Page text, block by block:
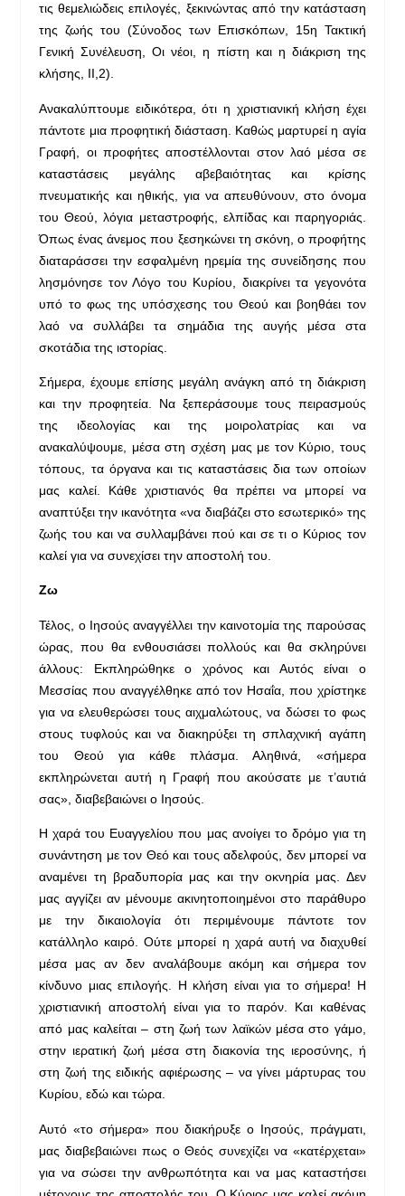
τις θεμελιώδεις επιλογές, ξεκινώντας από την κατάσταση
της ζωής του (Σύνοδος των Επισκόπων, 15η Τακτική
Γενική Συνέλευση, Οι νέοι, η πίστη και η διάκριση της
κλήσης, ΙΙ,2).
Ανακαλύπτουμε ειδικότερα, ότι η χριστιανική κλήση έχει
πάντοτε μια προφητική διάσταση. Καθώς μαρτυρεί η αγία
Γραφή, οι προφήτες αποστέλλονται στον λαό μέσα σε
καταστάσεις μεγάλης αβεβαιότητας και κρίσης
πνευματικής και ηθικής, για να απευθύνουν, στο όνομα
του Θεού, λόγια μεταστροφής, ελπίδας και παρηγοριάς.
Όπως ένας άνεμος που ξεσηκώνει τη σκόνη, ο προφήτης
διαταράσσει την εσφαλμένη ηρεμία της συνείδησης που
λησμόνησε τον Λόγο του Κυρίου, διακρίνει τα γεγονότα
υπό το φως της υπόσχεσης του Θεού και βοηθάει τον
λαό να συλλάβει τα σημάδια της αυγής μέσα στα
σκοτάδια της ιστορίας.
Σήμερα, έχουμε επίσης μεγάλη ανάγκη από τη διάκριση
και την προφητεία. Να ξεπεράσουμε τους πειρασμούς
της ιδεολογίας και της μοιρολατρίας και να
ανακαλύψουμε, μέσα στη σχέση μας με τον Κύριο, τους
τόπους, τα όργανα και τις καταστάσεις δια των οποίων
μας καλεί. Κάθε χριστιανός θα πρέπει να μπορεί να
αναπτύξει την ικανότητα «να διαβάζει στο εσωτερικό» της
ζωής του και να συλλαμβάνει πού και σε τι ο Κύριος τον
καλεί για να συνεχίσει την αποστολή του.
Ζω
Τέλος, ο Ιησούς αναγγέλλει την καινοτομία της παρούσας
ώρας, που θα ενθουσιάσει πολλούς και θα σκληρύνει
άλλους: Εκπληρώθηκε ο χρόνος και Αυτός είναι ο
Μεσσίας που αναγγέλθηκε από τον Ησαΐα, που χρίστηκε
για να ελευθερώσει τους αιχμαλώτους, να δώσει το φως
στους τυφλούς και να διακηρύξει τη σπλαχνική αγάπη
του Θεού για κάθε πλάσμα. Αληθινά, «σήμερα
εκπληρώνεται αυτή η Γραφή που ακούσατε με τ’αυτιά
σας», διαβεβαιώνει ο Ιησούς.
Η χαρά του Ευαγγελίου που μας ανοίγει το δρόμο για τη
συνάντηση με τον Θεό και τους αδελφούς, δεν μπορεί να
αναμένει τη βραδυπορία μας και την οκνηρία μας. Δεν
μας αγγίζει αν μένουμε ακινητοποιημένοι στο παράθυρο
με την δικαιολογία ότι περιμένουμε πάντοτε τον
κατάλληλο καιρό. Ούτε μπορεί η χαρά αυτή να διαχυθεί
μέσα μας αν δεν αναλάβουμε ακόμη και σήμερα τον
κίνδυνο μιας επιλογής. Η κλήση είναι για το σήμερα! Η
χριστιανική αποστολή είναι για το παρόν. Και καθένας
από μας καλείται – στη ζωή των λαϊκών μέσα στο γάμο,
στην ιερατική ζωή μέσα στη διακονία της ιεροσύνης, ή
στη ζωή της ειδικής αφιέρωσης – να γίνει μάρτυρας του
Κυρίου, εδώ και τώρα.
Αυτό «το σήμερα» που διακήρυξε ο Ιησούς, πράγματι,
μας διαβεβαιώνει πως ο Θεός συνεχίζει να «κατέρχεται»
για να σώσει την ανθρωπότητα και να μας καταστήσει